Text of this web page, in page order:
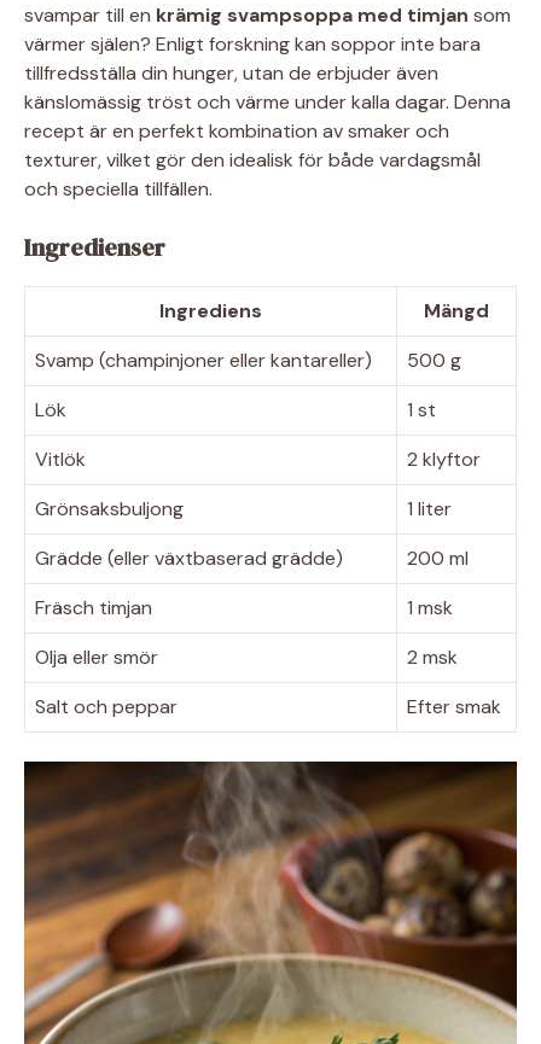
svampar till en krämig svampsoppa med timjan som
värmer själen? Enligt forskning kan soppor inte bara
tillfredsställa din hunger, utan de erbjuder även
känslomässig tröst och värme under kalla dagar. Denna
recept är en perfekt kombination av smaker och
texturer, vilket gör den idealisk för både vardagsmål
och speciella tillfällen.
Ingredienser
Ingrediens
Mängd
Svamp (champinjoner eller kantareller)
500 g
Lök
1 st
Vitlök
2 klyftor
Grönsaksbuljong
1 liter
Grädde (eller växtbaserad grädde)
200 ml
Fräsch timjan
1 msk
Olja eller smör
2 msk
Salt och peppar
Efter smak